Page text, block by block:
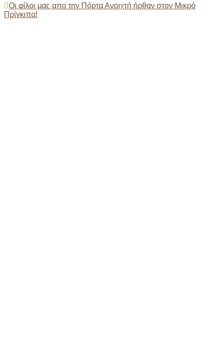
Post
navigation
Οι φίλοι μας απο την Πόρτα Ανοιχτή ήρθαν στον Μικρό
Πρίγκιπα!